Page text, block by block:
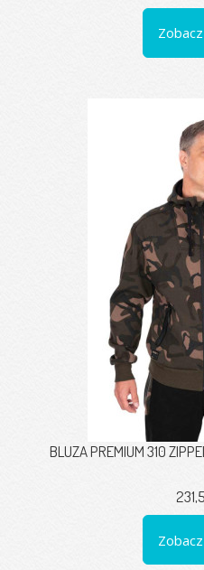
BLUZA PREMIUM 310